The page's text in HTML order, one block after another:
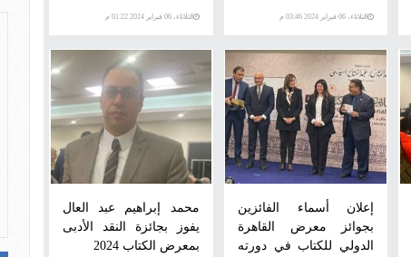
الثلاثاء، 06 فبراير 2024 03:46 م الثلاثاء، 06 فبراير 2024 01:22 م
إعلان أسماء الفائزين
بجوائز معرض القاهرة
الدولي للكتاب في دورته
محمد إبراهيم عبد العال
يفوز بجائزة النقد الأدبى
بمعرض الكتاب 2024